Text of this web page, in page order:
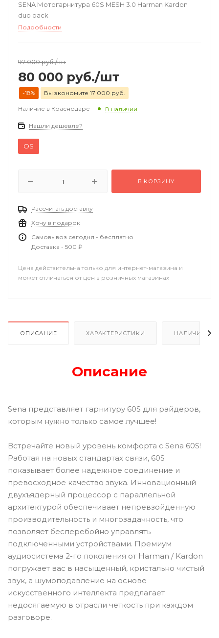
SENA Мотогарнитура 60S MESH 3.0 Harman Kardon
duo pack
Подробности
97 000руб./шт
80 000 руб./шт
-18% Вы экономите 17 000 руб.
Наличие в Краснодаре В наличии
Нашли дешевле?
OS
В КОРЗИНУ
Рассчитать доставку
Хочу в подарок
Самовывоз сегодня - бесплатно
Доставка - 500 ₽
Цена действительна только для интернет-магазина и
может отличаться от цен в розничных магазинах
ОПИСАНИЕ ХАРАКТЕРИСТИКИ НАЛИЧИЕ В
Описание
Sena представляет гарнитуру 60S для райдеров,
которым нужно только самое лучшее!
Встречайте новый уровень комфорта с Sena 60S!
Работая на новых стандартах связи, 60S
показывает более надежное соединение и
превосходное качество звука. Инновационный
двухъядерный процессор с параллельной
архитектурой обеспечивает непревзойденную
производительность и многозадачность, что
позволяет бесперебойно управлять
подключенными устройствами. Премиум
аудиосистема 2-го поколения от Harman / Kardon
погружает вас в насыщенный, кристально чистый
звук, а шумоподавление на основе
искусственного интеллекта предлагает
недосягаемую в отрасли четкость при каждом
разговоре.